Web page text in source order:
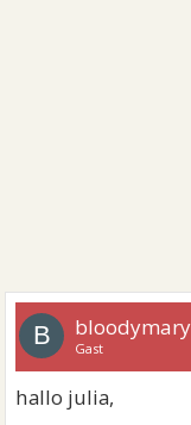
B bloodymary
Gast
hallo julia,